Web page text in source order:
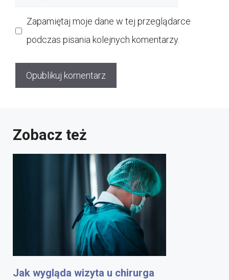
Zapamiętaj moje dane w tej przeglądarce
podczas pisania kolejnych komentarzy.
Zobacz też
Jak wygląda wizyta u chirurga